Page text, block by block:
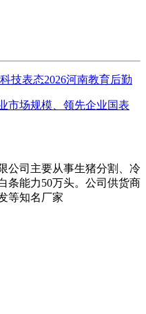
技表态2026河南教育后勤
市场规模、领先企业国表
公司主要从事生猪分割、冷
条能力50万头。公司供货商
等知名厂家